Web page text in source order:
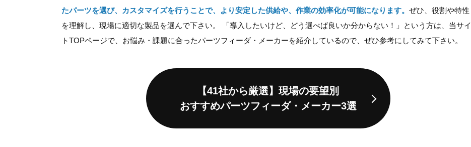
たパーツを選び、カスタマイズを行うことで、より安定した供給や、作業の効率化が可能になります。 ぜひ、役割や特性
を理解し、現場に適切な製品を選んで下さい。 「導入したいけど、どう選べば良いか分からない！」という方は、当サイ
トTOPページで、お悩み・課題に合ったパーツフィーダ・メーカーを紹介しているので、ぜひ参考にしてみて下さい。
【41社から厳選】 現場の要望別
おすすめパーツフィーダ・ メーカー3選